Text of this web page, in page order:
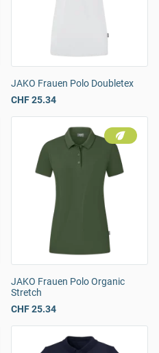
JAKO Frauen Polo Doubletex
CHF 25.34
JAKO Frauen Polo Organic
Stretch
CHF 25.34